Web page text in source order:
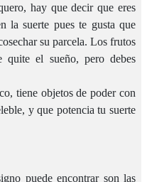
hay que decir que eres
la suerte pues te gusta que
su parcela. Los frutos
el sueño, pero debes
tiene objetos de poder con
y que potencia tu suerte
puede encontrar son las